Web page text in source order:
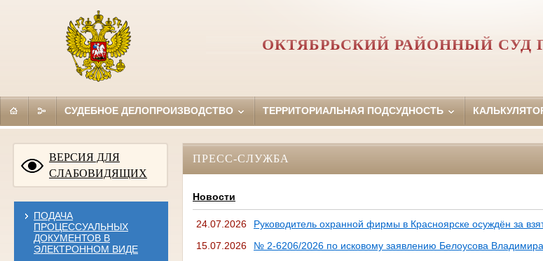
ОКТЯБРЬСКИЙ РАЙОННЫЙ СУД
СУДЕБНОЕ ДЕЛОПРОИЗВОДСТВО ТЕРРИТОРИАЛЬНАЯ ПОДСУДНОСТЬ
ВЕРСИЯ ДЛЯ
СЛАБОВИДЯЩИХ
ПОДАЧА
ПРОЦЕССУАЛЬНЫХ
ДОКУМЕНТОВ В
ЭЛЕКТРОННОМ ВИДЕ
ПРЕСС-СЛУЖБА
Новости
24.07.2026
Руководитель охранной фирмы в Красноярске осуждён за
15.07.2026
№ 2-6206/2026 по исковому заявлению Белоусова